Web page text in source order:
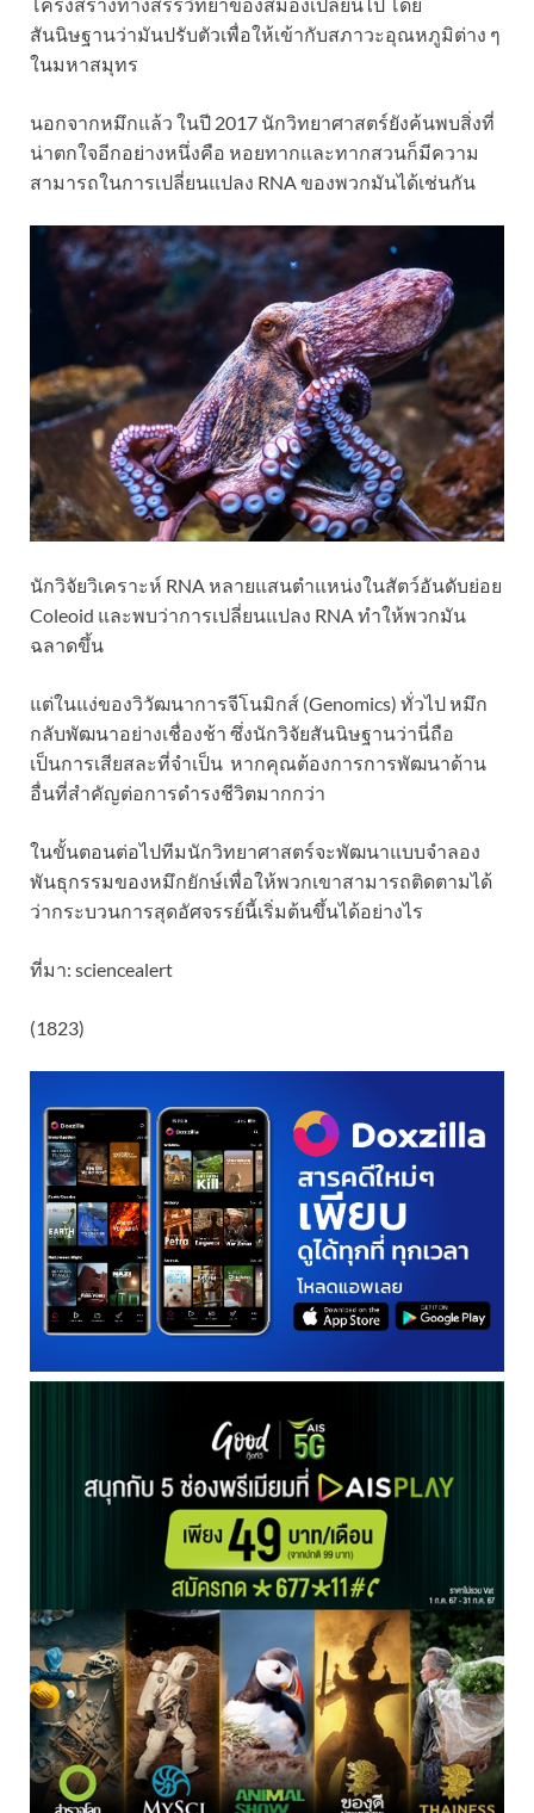
สันนิษฐานว่ามันปรับตัวเพื่อให้เข้ากับสภาวะอุณหภูมิต่าง ๆ
ในมหาสมุทร
นอกจากหมึกแล้ว ในปี 2017 นักวิทยาศาสตร์ยังค้นพบสิ่งที่
น่าตกใจอีกอย่างหนึ่งคือ หอยทากและทากสวนก็มีความ
สามารถในการเปลี่ยนแปลง RNA ของพวกมันได้เช่นกัน
นักวิจัยวิเคราะห์ RNA หลายแสนตำแหน่งในสัตว์อันดับย่อย
Coleoid และพบว่าการเปลี่ยนแปลง RNA ทำให้พวกมัน
ฉลาดขึ้น
แต่ในแง่ของวิวัฒนาการจีโนมิกส์ (Genomics) ทั่วไป หมึก
กลับพัฒนาอย่างเชื่องช้า ซึ่งนักวิจัยสันนิษฐานว่านี่ถือ
เป็นการเสียสละที่จำเป็น หากคุณต้องการการพัฒนาด้าน
อื่นที่สำคัญต่อการดำรงชีวิตมากกว่า
ในขั้นตอนต่อไปทีมนักวิทยาศาสตร์จะพัฒนาแบบจำลอง
พันธุกรรมของหมึกยักษ์เพื่อให้พวกเขาสามารถติดตามได้
ว่ากระบวนการสุดอัศจรรย์นี้เริ่มต้นขึ้นได้อย่างไร
ที่มา: sciencealert
(1823)